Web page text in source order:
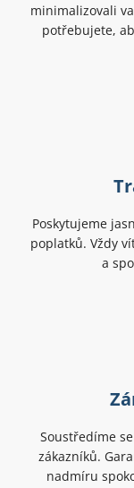
minimalizovali
potřebujete,
Poskytujeme
poplatků. Vždy
a
Soustředíme
zákazníků.
nadmíru